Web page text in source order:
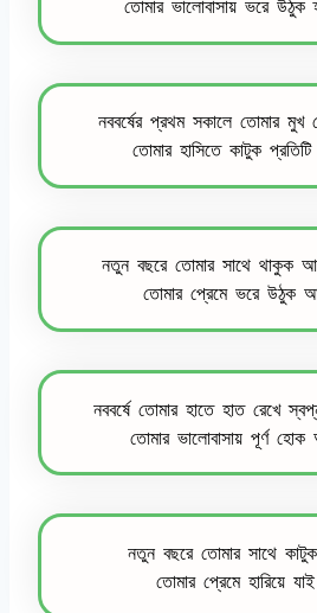
তোমার ভালোবাসায় ভরে উঠুক
নববর্ষের প্রথম সকালে তোমার মুখ
তোমার হাসিতে কাটুক
নতুন বছরে তোমার সাথে থাকুক
তোমার প্রেমে ভরে উঠুক
নববর্ষে তোমার হাতে হাত রেখে
তোমার ভালোবাসায় পূর্ণ হোক
নতুন বছরে তোমার সাথে
তোমার প্রেমে হারিয়ে যাই